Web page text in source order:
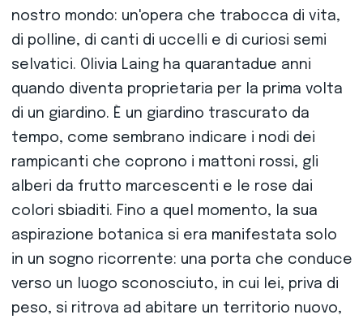
nostro mondo: un'opera che trabocca di vita,
di polline, di canti di uccelli e di curiosi semi
selvatici. Olivia Laing ha quarantadue anni
quando diventa proprietaria per la prima volta
di un giardino. È un giardino trascurato da
tempo, come sembrano indicare i nodi dei
rampicanti che coprono i mattoni rossi, gli
alberi da frutto marcescenti e le rose dai
colori sbiaditi. Fino a quel momento, la sua
aspirazione botanica si era manifestata solo
in un sogno ricorrente: una porta che conduce
verso un luogo sconosciuto, in cui lei, priva di
peso, si ritrova ad abitare un territorio nuovo,